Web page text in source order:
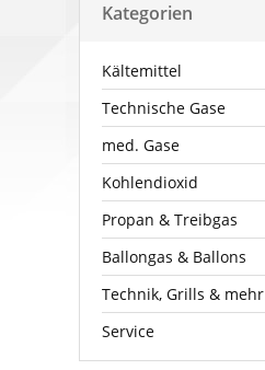
Kategorien
Kältemittel
Technische Gase
med. Gase
Kohlendioxid
Propan & Treibgas
Ballongas & Ballons
Technik, Grills & mehr
Service